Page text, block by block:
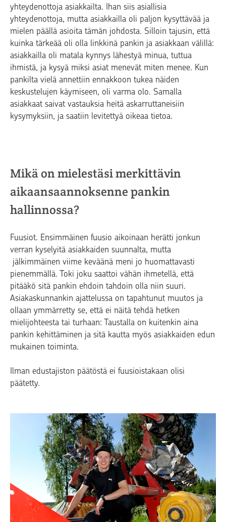
yhteydenottoja asiakkailta. Ihan siis asiallisia
yhteydenottoja, mutta asiakkailla oli paljon kysyttävää ja
mielen päällä asioita tämän johdosta. Silloin tajusin, että
kuinka tärkeää oli olla linkkinä pankin ja asiakkaan välillä:
asiakkailla oli matala kynnys lähestyä minua, tuttua
ihmistä, ja kysyä miksi asiat menevät miten menee. Kun
pankilta vielä annettiin ennakkoon tukea näiden
keskustelujen käymiseen, oli varma olo. Samalla
asiakkaat saivat vastauksia heitä askarruttaneisiin
kysymyksiin, ja saatiin levitettyä oikeaa tietoa.
Mikä on mielestäsi merkittävin
aikaansaannoksenne pankin
hallinnossa?
Fuusiot. Ensimmäinen fuusio aikoinaan herätti jonkun
verran kyselyitä asiakkaiden suunnalta, mutta
jälkimmäinen viime keväänä meni jo huomattavasti
pienemmällä. Toki joku saattoi vähän ihmetellä, että
pitääkö sitä pankin ehdoin tahdoin olla niin suuri.
Asiakaskunnankin ajattelussa on tapahtunut muutos ja
ollaan ymmärretty se, että ei näitä tehdä hetken
mielijohteesta tai turhaan: Taustalla on kuitenkin aina
pankin kehittäminen ja sitä kautta myös asiakkaiden edun
mukainen toiminta.
Ilman edustajiston päätöstä ei fuusioistakaan olisi
päätetty.